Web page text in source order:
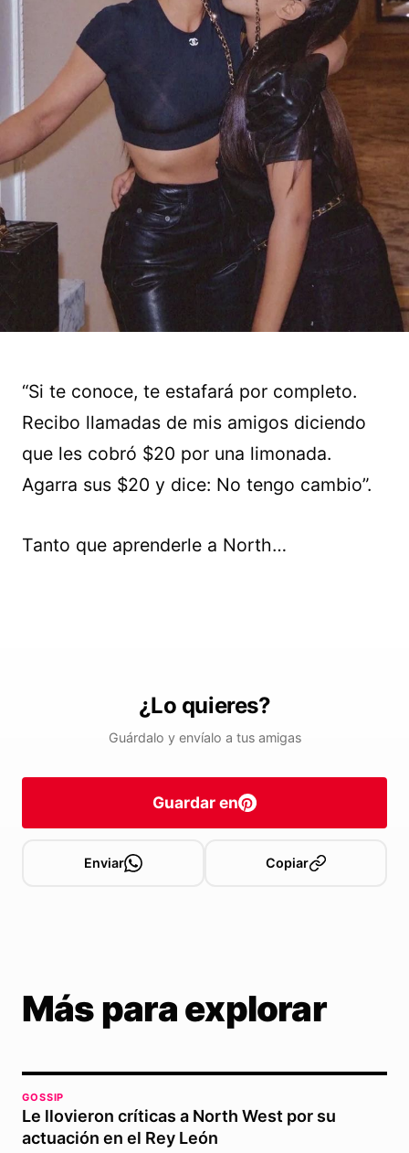
“Si te conoce, te estafará por completo.
Recibo llamadas de mis amigos diciendo
que les cobró $20 por una limonada.
Agarra sus $20 y dice: No tengo cambio”.
Tanto que aprenderle a North…
¿Lo quieres?
Guárdalo y envíalo a tus amigas
Guardar en
Enviar Copiar
Más para explorar
GOSSIP
Le llovieron críticas a North West por su
actuación en el Rey León